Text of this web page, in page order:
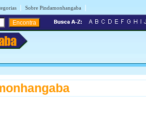
| Sobre Pindamonhangaba |